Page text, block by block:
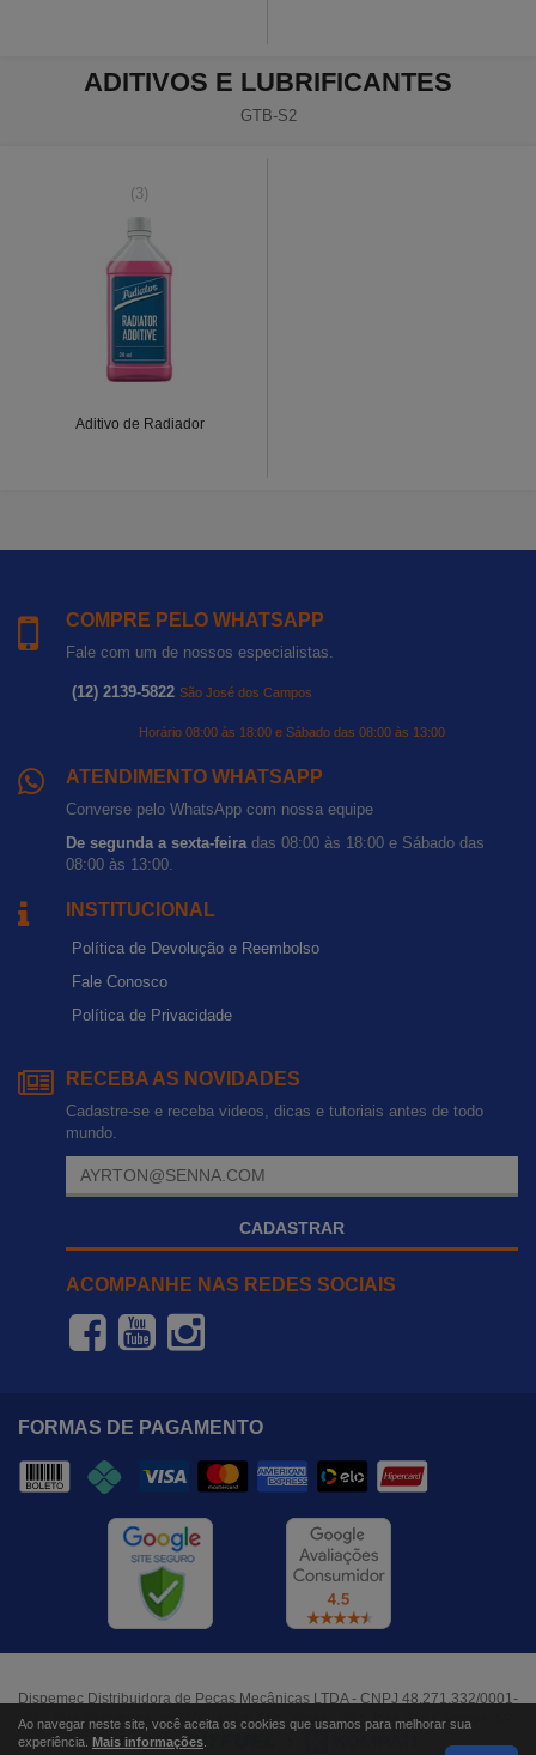
ADITIVOS E LUBRIFICANTES
GTB-S2
(3)
Aditivo de Radiador
COMPRE PELO WHATSAPP
Fale com um de nossos especialistas.
(12) 2139-5822 São José dos Campos
Horário 08:00 às 18:00 e Sábado das 08:00 às 13:00
ATENDIMENTO WHATSAPP
Converse pelo WhatsApp com nossa equipe
De segunda a sexta-feiradas 08:00 às 18:00 e Sábado das
08:00 às 13:00.
INSTITUCIONAL
Política de Devolução e Reembolso
Fale Conosco
Política de Privacidade
RECEBA AS NOVIDADES
Cadastre-se e receba videos, dicas e tutoriais antes de todo
mundo.
CADASTRAR
ACOMPANHE NAS REDES SOCIAIS
FORMAS DE PAGAMENTO
Dispemec Distribuidora de Peças Mecânicas LTDA - CNPJ 48.271.332/0001-
37 - Rua Paraibuna, nº 640, Jardim São Dimas - São José dos Campos, SP
Ao navegar neste site, você aceita os cookies que usamos para melhorar sua
experiência. Mais informações